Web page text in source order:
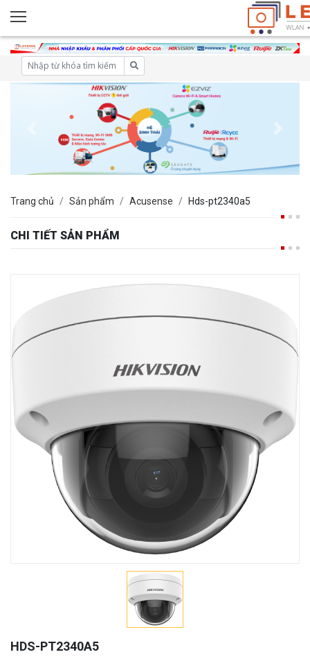
Trang chủ Sản phẩm Acusense Hds-pt2340a5
CHI TIẾT SẢN PHẨM
HDS-PT2340A5